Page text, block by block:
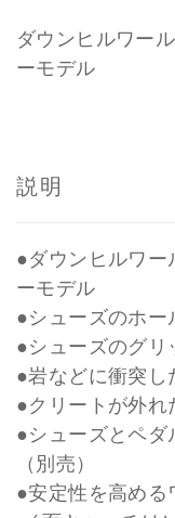
ダウンヒルワー
ーモデル
説明
●ダウンヒルワ
ーモデル
●シューズのホー
●シューズのグ
●岩などに衝突し
●クリートが外れ
●シューズとペダ
（別売）
●安定性を高め